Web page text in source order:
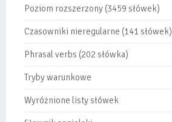
Poziom rozszerzony (3459 słówek)
Czasowniki nieregularne (141 słówek)
Phrasal verbs (202 słówka)
Tryby warunkowe
Wyróżnione listy słówek